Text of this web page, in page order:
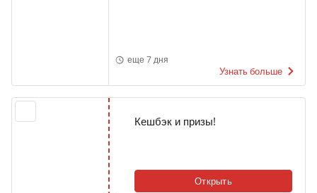
еще 7 дня
Узнать больше
Кешбэк и призы!
Открыть